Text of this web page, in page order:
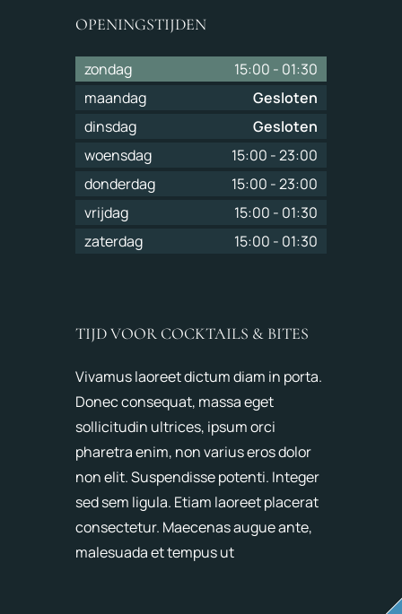
OPENINGSTIJDEN
zondag 15:00 - 01:30
maandag
Gesloten
dinsdag
Gesloten
woensdag
15:00 -23:00
donderdag
15:00 -23:00
vrijdag
15:00 - 01:30
zaterdag
15:00 - 01:30
TIJD VOOR COCKTAILS & BITES
Vivamus laoreet dictum diam in porta.
Donec consequat, massa eget
sollicitudin ultrices, ipsum orci
pharetra enim, non varius eros dolor
non elit. Suspendisse potenti. Integer
sed sem ligula. Etiam laoreet placerat
consectetur. Maecenas augue ante,
malesuada et tempus ut